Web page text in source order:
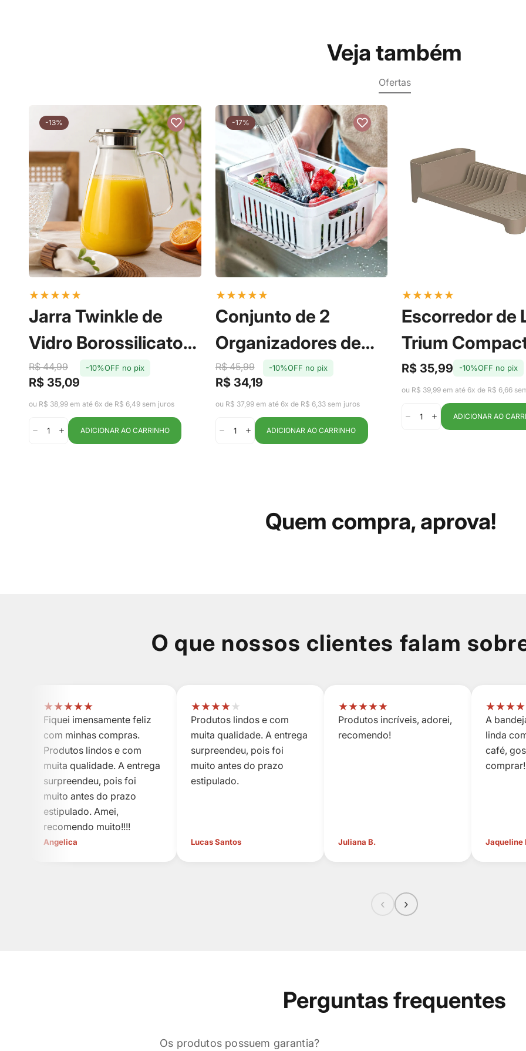
Veja também
Ofertas
-13%
★★★★★
Jarra Twinkle de
Vidro Borossilicato
com Tampa em Aço
Inox 2,2L -
Fracalanza
Preço
de
R$ 35,09
Preço
regular
R$ 44,99 -10%OFF no pix
ou R$ 38,99 em até 6x de R$ 6,49 sem juros
ADICIONAR AO CARRINHO
-17%
★★★★★
Conjunto de 2
Organizadores de
Geladeira com Cesto
Clear Fresh 2,2L - Ou
Preço
de
R$ 34,19
Preço
regular
R$ 45,99 -10%OFF no pix
ou R$ 37,99 em até 6x de R$ 6,33 sem juros
ADICIONAR AO CARRINHO
★★★★★
Escorredor de
Trium
Marrom
Ou
Preço
de
R$ 35,99
Preço
regular
-10%OFF no pix
ou R$ 39,99 em até 6x de R$ 6,66
ADICIONAR AO
Quem compra, aprova!
O que nossos clientes falam
★★★★★
Fiquei imensamente feliz
com minhas compras.
Produtos lindos e com
muita qualidade. A entrega
surpreendeu, pois foi
muito antes do prazo
estipulado. Amei,
recomendo muito!!!!
Angelica
★★★★★
Produtos lindos e com
muita qualidade. A entrega
surpreendeu, pois foi
muito antes do prazo
estipulado.
Lucas Santos
★★★★★
Produtos incríveis, adorei,
recomendo!
Juliana B.
★★★★
A
linda
café,
comprar!
Jaqueline
‹ ›
Perguntas frequentes
Os produtos possuem garantia?